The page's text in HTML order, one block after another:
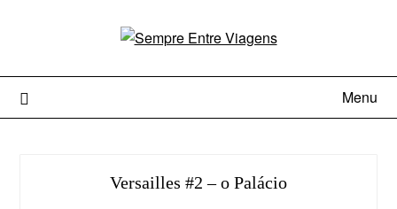
Menu
Versailles #2 – o Palácio